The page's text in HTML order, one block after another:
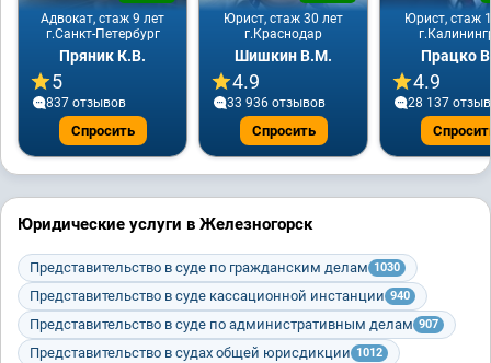
Адвокат, стаж 9 лет
г.Санкт-Петербург
Пряник К.В.
5
837 отзывов
Спросить
Юрист, стаж 30 лет
г.Краснодар
Шишкин В.М.
4.9
33 936 отзывов
Спросить
Юрист, стаж
Працко
4.9
28 137
Юридические услуги в Железногорск
Представительство в суде по гражданским делам 1030
Представительство в суде кассационной инстанции 940
Представительство в суде по административным делам 907
Представительство в судах общей юрисдикции 1012